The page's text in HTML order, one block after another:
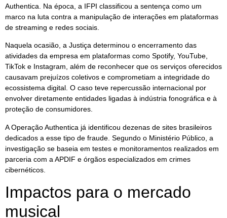
Authentica. Na época, a IFPI classificou a sentença como um
marco na luta contra a manipulação de interações em plataformas
de streaming e redes sociais.
Naquela ocasião, a Justiça determinou o encerramento das
atividades da empresa em plataformas como Spotify, YouTube,
TikTok e Instagram, além de reconhecer que os serviços oferecidos
causavam prejuízos coletivos e comprometiam a integridade do
ecossistema digital. O caso teve repercussão internacional por
envolver diretamente entidades ligadas à indústria fonográfica e à
proteção de consumidores.
A Operação Authentica já identificou dezenas de sites brasileiros
dedicados a esse tipo de fraude. Segundo o Ministério Público, a
investigação se baseia em testes e monitoramentos realizados em
parceria com a APDIF e órgãos especializados em crimes
cibernéticos.
Impactos para o mercado
musical